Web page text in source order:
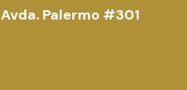
Avda. Palermo #301